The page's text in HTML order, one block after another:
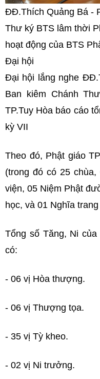
ĐĐ.Thích Quảng Bá -
Thư ký BTS lâm thời
hoạt động của BTS
Đại hội
Đại hội lắng nghe
Ban kiêm Chánh
TP.Tuy Hòa báo cáo
kỳ VII
Theo đó, Phật giáo
(trong đó có 25
viện, 05 Niệm Phật
học, và 01 Nghĩa
Tổng số Tăng, Ni
có:
- 06 vị Hòa thượng.
- 06 vị Thượng tọa.
- 35 vị Tỳ kheo.
- 02 vị Ni trưởng.